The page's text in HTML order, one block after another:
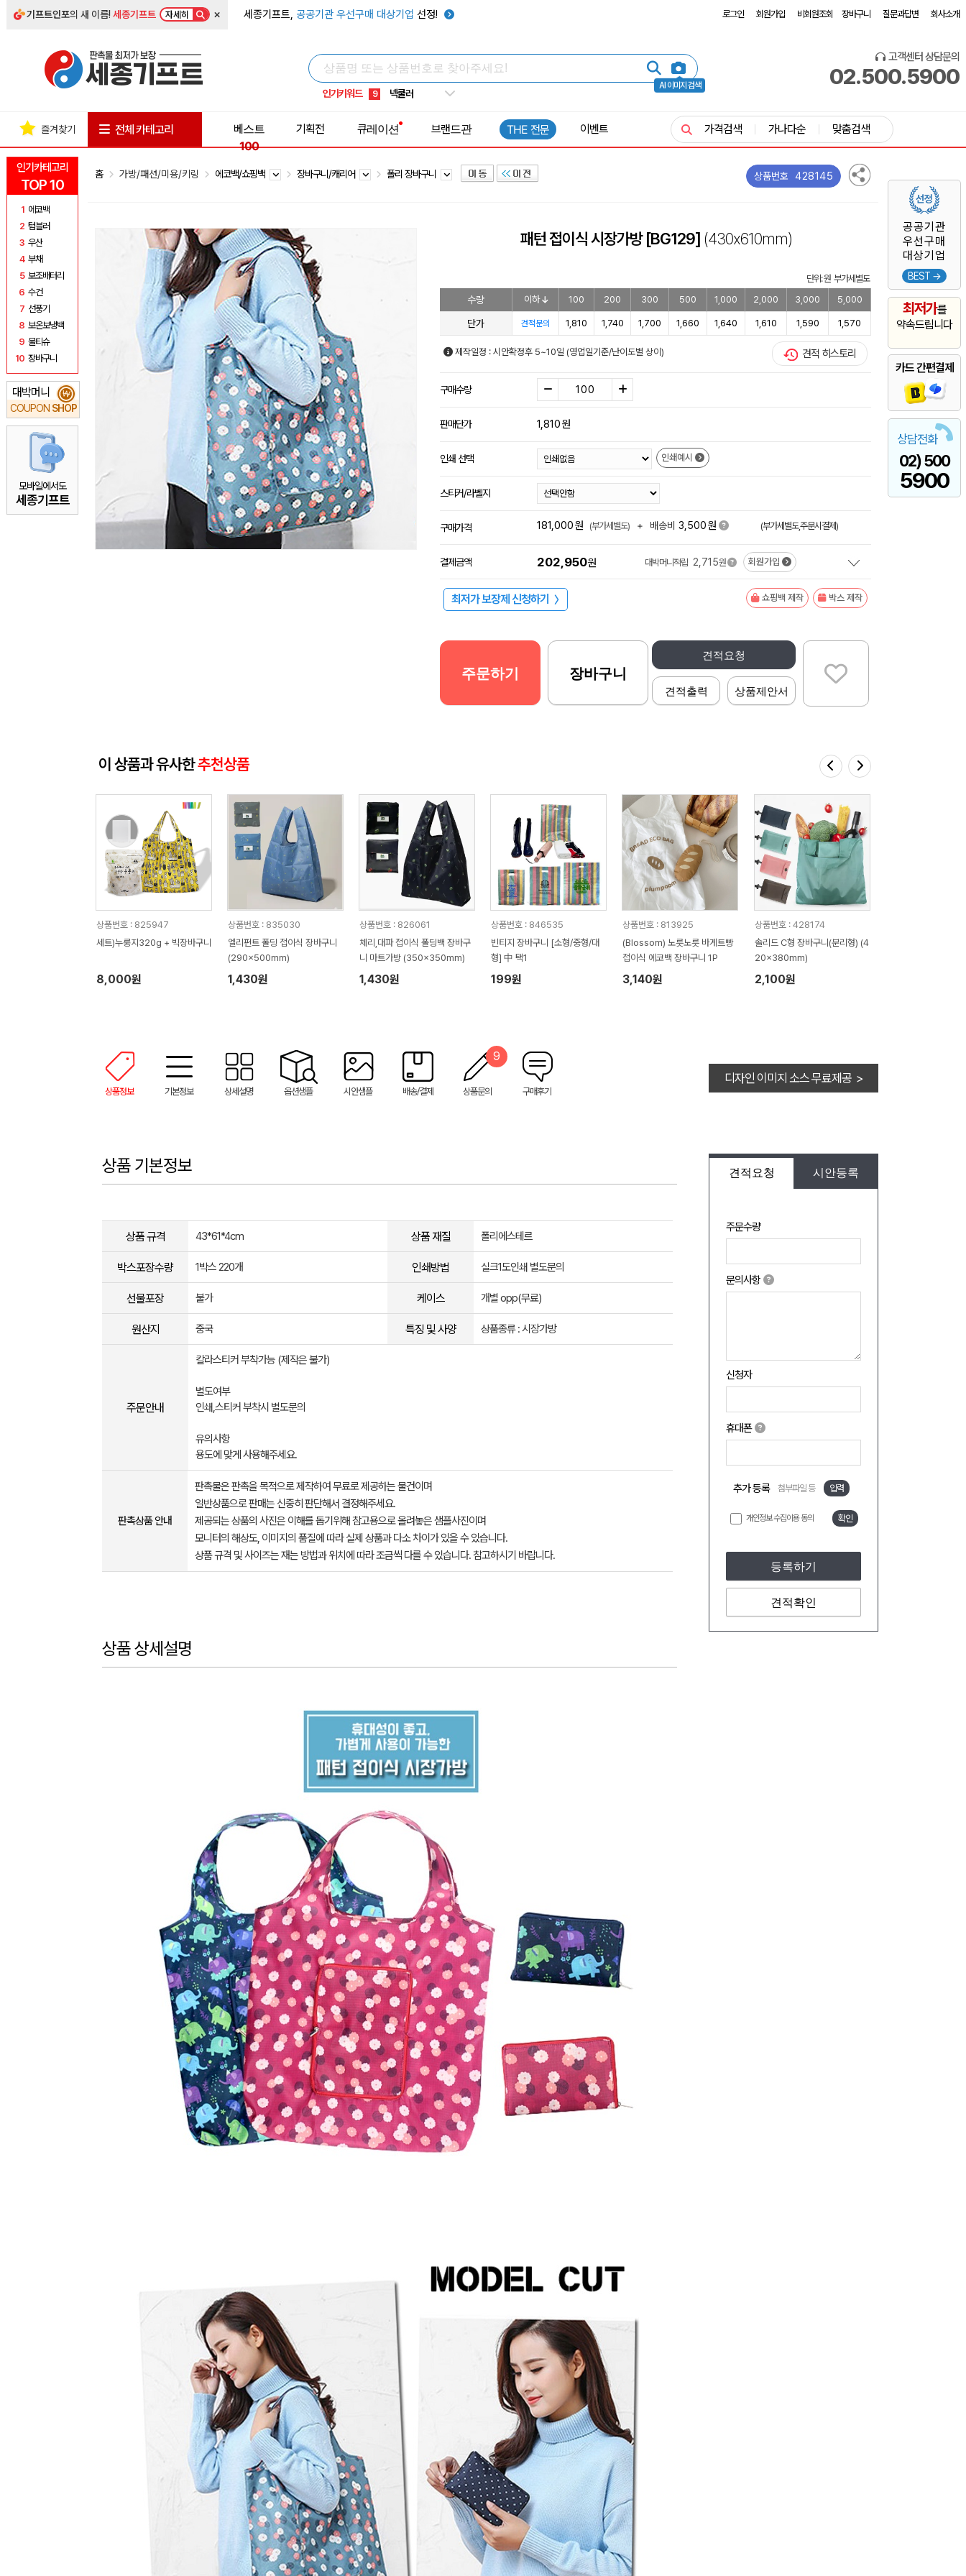
기프트인포의 새 이름!세종기프트 자세히 × 세종기프트, 공공기관 우선구매 대상기업 선정! 로그인 회원가입 비회원조회 장바구니 질문과답변 회사소개
AI 이미지 검색
인기키워드
5 키캡
8 쿨토시
9 넥쿨러
1 선풍기
고객센터 상담문의
02.500.5900
인기카테고리
TOP 10
1 에코백
2 텀블러
3 우산
4 부채
5 보조배터리
6 수건
7 선풍기
8 보온보냉백
9 물티슈
10 장바구니
대박머니
COUPON SHOP
₩
모바일에서도
세종기프트
공공기관
우선구매
대상기업
BEST →
최저가를
약속드립니다
카드 간편결제
상담전화
02) 500
5900
즐겨찾기 전체 카테고리
베스트
100
기획전 큐레이션 브랜드관 THE 전문 이벤트 가격검색 가나다순 맞춤검색
홈 가방/패션/미용/키링 에코백/쇼핑백 장바구니/캐리어 폴리 장바구니 상품번호 428145
패턴 접이식 시장가방 [BG129] (430x610mm)
단위: 원 부가세별도
수량 이하 100 200 300 500 1,000 2,000 3,000 5,000
단가 견적문의 1,810 1,740 1,700 1,660 1,640 1,610 1,590 1,570
제작일정 : 시안확정후 5~10일 (영업일기준/난이도별 상이) 견적 히스토리
구매수량
판매단가 1,810원
인쇄 선택 인쇄예시
스티커/라벨지
구매가격 181,000원 (부가세별도) + 배송비 3,500원 (부가세별도,주문시결제)
결제금액 202,950원 대박머니적립 2,715원 회원가입
최저가 보장제 신청하기 〉 쇼핑백 제작 박스 제작
견적요청
견적출력 상품제안서
주문하기 장바구니
이 상품과 유사한추천상품
상품번호 : 825947
세트)누룽지320g + 빅장바구니
8,000원
상품번호 : 835030
엘리펀트 폴딩 접이식 장바구니
(290x500mm)
1,430원
상품번호 : 826061
체리,대파 접이식 폴딩백 장바구
니 마트가방 (350x350mm)
1,430원
상품번호 : 846535
빈티지 장바구니 [소형/중형/대
형] 中 택1
199원
상품번호 : 813925
(Blossom) 노릇노릇 바게트빵
접이식 에코백 장바구니 1P
3,140원
상품번호 : 428174
솔리드 C형 장바구니(분리형) (4
20x380mm)
2,100원
상품정보 기본정보 상세설명 옵션샘플 시안샘플 배송/결제 상품문의
9
구매후기
디자인 이미지 소스 무료제공 >
견적요청 시안등록
주문수량
문의사항
신청자
휴대폰
추가 등록 첨부파일 등 입력
개인정보 수집이용 동의 확인
등록하기
견적확인
상품 기본정보
상품 규격 43*61*4cm 상품 재질 폴리에스테르
박스포장수량 1박스 220개 인쇄방법 실크1도인쇄 별도문의
선물포장 불가 케이스 개별 opp(무료)
원산지 중국 특징 및 사양 상품종류 : 시장가방
주문안내
칼라스티커 부착가능 (제작은 불가)
별도여부
인쇄,스티커 부착시 별도문의
유의사항
용도에 맞게 사용해주세요.
판촉상품 안내
판촉물은 판촉을 목적으로 제작하여 무료로 제공하는 물건이며
일반상품으로 판매는 신중히 판단해서 결정해주세요.
제공되는 상품의 사진은 이해를 돕기위해 참고용으로 올려놓은 샘플사진이며
모니터의 해상도, 이미지의 품질에 따라 실제 상품과 다소 차이가 있을 수 있습니다.
상품 규격 및 사이즈는 재는 방법과 위치에 따라 조금씩 다를 수 있습니다. 참고하시기 바랍니다.
상품 상세설명